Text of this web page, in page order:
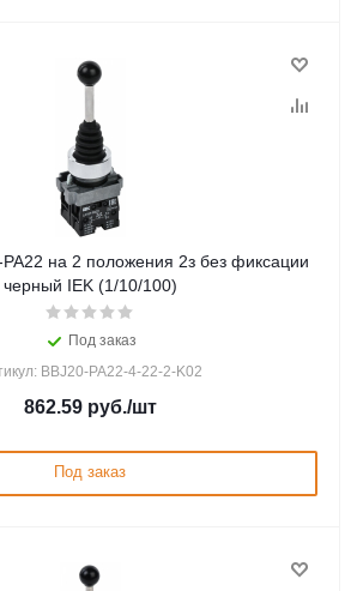
на 2 положения 2з без фиксации
черный IEK (1/10/100)
Под заказ
BBJ20-PA22-4-22-2-K02
862.59руб./шт
Под заказ